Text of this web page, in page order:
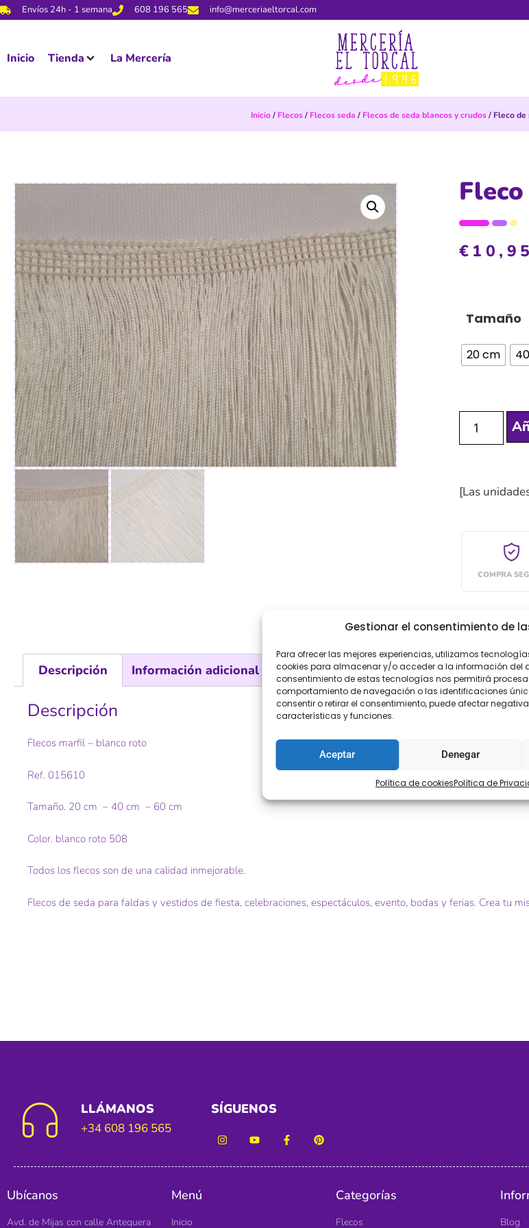
Gestionar el consentimiento de
Para ofrecer las mejores experiencias, utilizamos
cookies para almacenar y/o acceder a la información del
consentimiento de estas tecnologías nos permitirá
comportamiento de navegación o las identificaciones
consentir o retirar el consentimiento, puede afectar
características y funciones.
Aceptar Denegar
Política de cookiesPolítica de
Envíos 24h - 1 semana 608 196 565 info@merceriaeltorcal.com
Inicio Tienda La Mercería
Inicio/ Flecos/ Flecos seda / Flecos de seda blancos y crudos/ Fleco de
€ 10,95
Tamaño
20 cm
[Las
COMPRA
Descripción Información adicional
Descripción
Flecos marfil – blanco roto
Ref. 015610
Tamaño. 20 cm – 40 cm – 60 cm
Color. blanco roto 508
Todos los flecos son de una calidad inmejorable.
Flecos de seda para faldas y vestidos de fiesta, celebraciones, espectáculos, evento, bodas y ferias. Crea tu
LLÁMANOS
+34 608 196 565
SÍGUENOS
Ubícanos
Avd. de Mijas con calle Antequera
Menú
Inicio
Categorías
Flecos Blog